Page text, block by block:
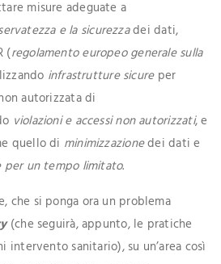
misure adeguate a
e la sicurezzadei dati,
(regolamento europeo generale sulla
infrastrutture sicure per
autorizzata di
violazioni e accessi non autorizzati, e
quello di minimizzazionedei dati e
per un tempo limitato.
che si ponga ora un problema
(che seguirà, appunto, le pratiche
intervento sanitario), su un’area così